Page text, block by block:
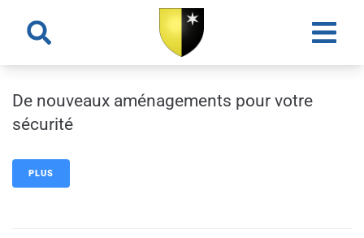
principal
De nouveaux aménagements pour votre
sécurité
PLUS